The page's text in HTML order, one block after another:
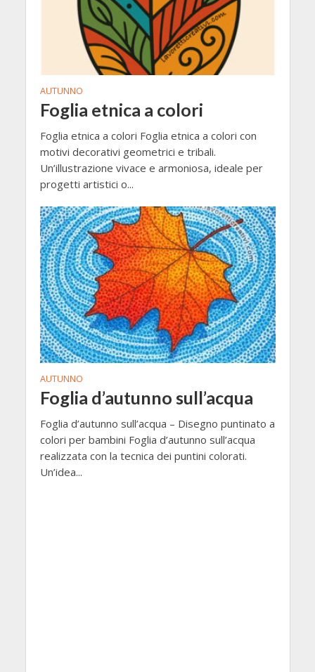
AUTUNNO
Foglia etnica a colori
Foglia etnica a colori Foglia etnica a colori con
motivi decorativi geometrici e tribali.
Un’illustrazione vivace e armoniosa, ideale per
progetti artistici o...
AUTUNNO
Foglia d’autunno sull’acqua
Foglia d’autunno sull’acqua – Disegno puntinato a
colori per bambini Foglia d’autunno sull’acqua
realizzata con la tecnica dei puntini colorati.
Un’idea...